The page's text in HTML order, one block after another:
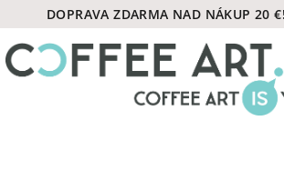
DOPRAVA ZDARMA NAD NÁKUP 20 €!